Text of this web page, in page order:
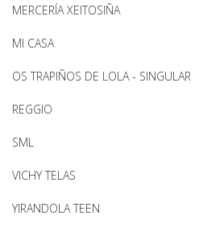
MERCERÍA XEITOSIÑA
MI CASA
OS TRAPIÑOS DE LOLA - SINGULAR
REGGIO
SML
VICHY TELAS
YIRANDOLA TEEN